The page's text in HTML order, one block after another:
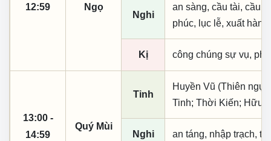
12:59
Ngọ
Nghi
an sàng, cầu tài, cầu
phúc, lục lễ, xuất
Kị công chúng sự vụ,
13:00 -
14:59
Quý Mùi
Tinh
Huyền Vũ (Thiên
Tinh; Thời Kiến; Hữu
Nghi an táng, nhập trạch,